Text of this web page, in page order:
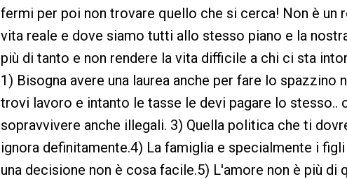
fermi per poi non trovare quello che si cerca! Non è un
vita reale e dove siamo tutti allo stesso piano e la
più di tanto e non rendere la vita difficile a chi ci sta
1) Bisogna avere una laurea anche per fare lo spazzino
trovi lavoro e intanto le tasse le devi pagare lo stesso..
sopravvivere anche illegali. 3) Quella politica che ti
ignora definitamente.4) La famiglia e specialmente i
una decisione non è cosa facile.5) L'amore non è più di